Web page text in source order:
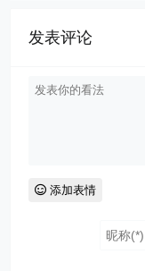
发表评论
添加表情